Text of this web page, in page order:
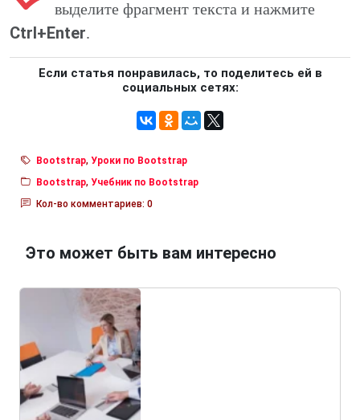
выделите фрагмент текста и нажмите
Ctrl+Enter.
Если статья понравилась, то поделитесь ей в
социальных сетях:
Bootstrap, Уроки по Bootstrap
Bootstrap, Учебник по Bootstrap
Кол-во комментариев: 0
Это может быть вам интересно